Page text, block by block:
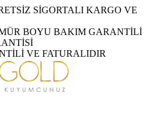
SİGORTALI KARGO VE
BOYU BAKIM GARANTİLİ
VE FATURALIDIR